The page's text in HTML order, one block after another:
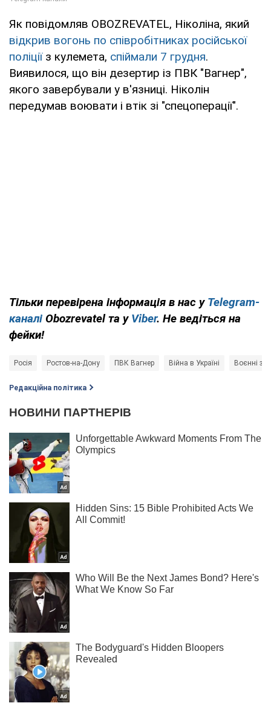
Як повідомляв OBOZREVATEL, Ніколіна, який
відкрив вогонь по співробітниках російської
поліціїз кулемета, спіймали 7 грудня.
Виявилося, що він дезертир із ПВК "Вагнер",
якого завербували у в'язниці. Ніколін
передумав воювати і втік зі "спецоперації".
Тільки перевірена інформація в нас у Telegram-
каналі Obozrevatel та у Viber. Не ведіться на
фейки!
Росія Ростов-на-Дону ПВК Вагнер Війна в Україні Воєнні
Редакційна політика